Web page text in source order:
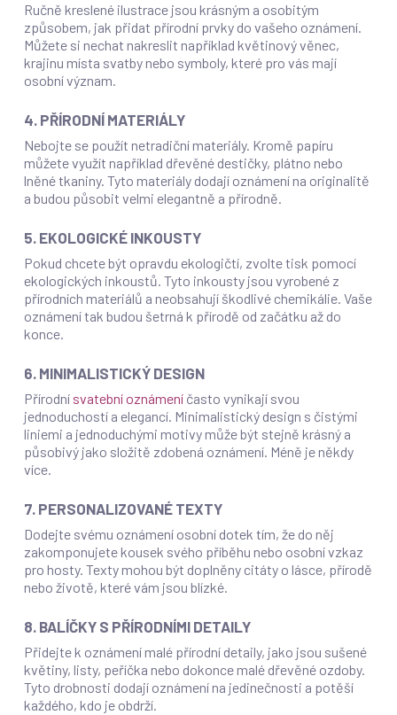
Ručně kreslené ilustrace jsou krásným a osobitým
způsobem, jak přidat přírodní prvky do vašeho oznámení.
Můžete si nechat nakreslit například květinový věnec,
krajinu místa svatby nebo symboly, které pro vás mají
osobní význam.
4. PŘÍRODNÍ MATERIÁLY
Nebojte se použít netradiční materiály. Kromě papíru
můžete využít například dřevěné destičky, plátno nebo
lněné tkaniny. Tyto materiály dodají oznámení na originalitě
a budou působit velmi elegantně a přírodně.
5. EKOLOGICKÉ INKOUSTY
Pokud chcete být opravdu ekologičtí, zvolte tisk pomocí
ekologických inkoustů. Tyto inkousty jsou vyrobené z
přírodních materiálů a neobsahují škodlivé chemikálie. Vaše
oznámení tak budou šetrná k přírodě od začátku až do
konce.
6. MINIMALISTICKÝ DESIGN
Přírodní svatební oznámeníčasto vynikají svou
jednoduchostí a elegancí. Minimalistický design s čistými
liniemi a jednoduchými motivy může být stejně krásný a
působivý jako složitě zdobená oznámení. Méně je někdy
více.
7. PERSONALIZOVANÉ TEXTY
Dodejte svému oznámení osobní dotek tím, že do něj
zakomponujete kousek svého příběhu nebo osobní vzkaz
pro hosty. Texty mohou být doplněny citáty o lásce, přírodě
nebo životě, které vám jsou blízké.
8. BALÍČKY S PŘÍRODNÍMI DETAILY
Přidejte k oznámení malé přírodní detaily, jako jsou sušené
květiny, listy, peříčka nebo dokonce malé dřevěné ozdoby.
Tyto drobnosti dodají oznámení na jedinečnosti a potěší
každého, kdo je obdrží.